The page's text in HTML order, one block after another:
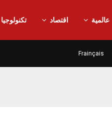
عالمية اقتصاد تكنولوجيا
Frainçais